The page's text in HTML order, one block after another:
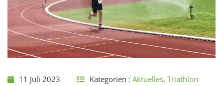
11 Juli 2023 Kategorien : Aktuelles, Triathlon